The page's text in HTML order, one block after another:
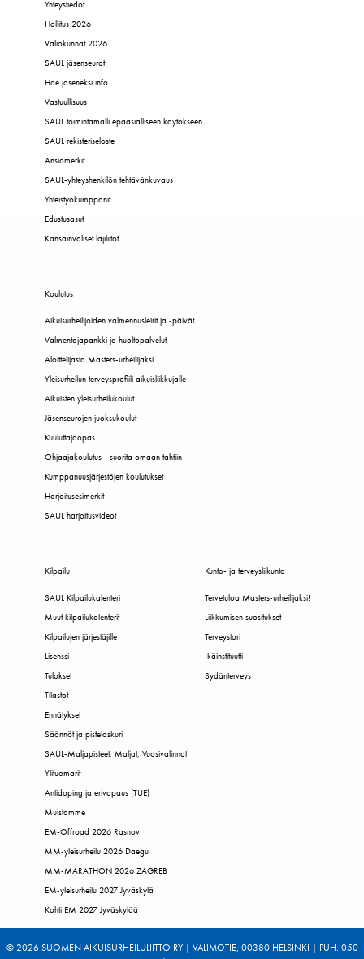
Yhteystiedot
Hallitus 2026
Valiokunnat 2026
SAUL jäsenseurat
Hae jäseneksi info
Vastuullisuus
SAUL toimintamalli epäasialliseen käytökseen
SAUL rekisteriseloste
Ansiomerkit
SAUL-yhteyshenkilön tehtävänkuvaus
Yhteistyökumppanit
Edustusasut
Kansainväliset lajiliitot
Koulutus
Aikuisurheilijoiden valmennusleirit ja -päivät
Valmentajapankki ja huoltopalvelut
Aloittelijasta Masters-urheilijaksi
Yleisurheilun terveysprofiili aikuisliikkujalle
Aikuisten yleisurheilukoulut
Jäsenseurojen juoksukoulut
Kuuluttajaopas
Ohjaajakoulutus - suorita omaan tahtiin
Kumppanuusjärjestöjen koulutukset
Harjoitusesimerkit
SAUL harjoitusvideot
Kilpailu
SAUL Kilpailukalenteri
Muut kilpailukalenterit
Kilpailujen järjestäjille
Lisenssi
Tulokset
Tilastot
Ennätykset
Säännöt ja pistelaskuri
SAUL-Maljapisteet, Maljat, Vuosivalinnat
Ylituomarit
Antidoping ja erivapaus (TUE)
Muistamme
EM-Offroad 2026 Rasnov
MM-yleisurheilu 2026 Daegu
MM-MARATHON 2026 ZAGREB
EM-yleisurheilu 2027 Jyväskylä
Kohti EM 2027 Jyväskylää
Kunto- ja terveysliikunta
Tervetuloa Masters-urheilijaksi!
Liikkumisen suositukset
Terveystori
Ikäinstituutti
Sydänterveys
© 2026 SUOMEN AIKUISURHEILULIITTO RY | VALIMOTIE, 00380 HELSINKI | PUH. 050